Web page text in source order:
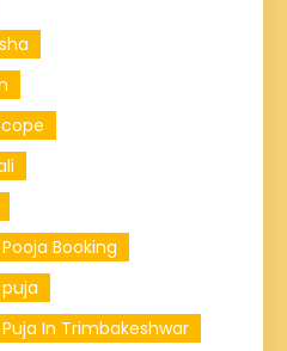
Booking
In Trimbakeshwar